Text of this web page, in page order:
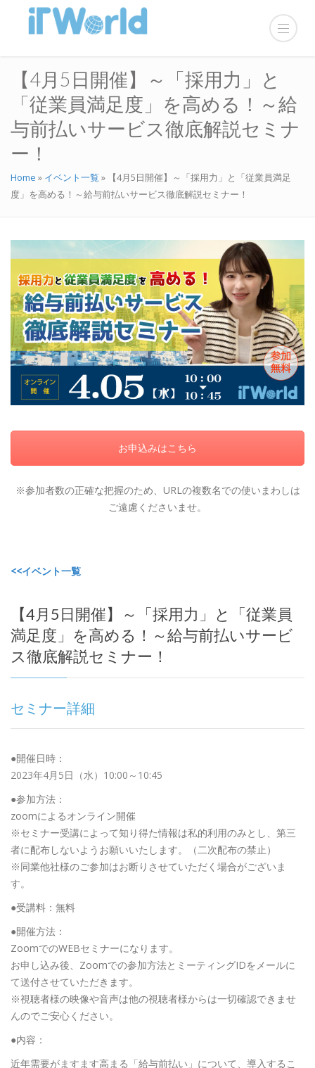
【4月5日開催】～「採用力」と
「従業員満足度」を高める！～給
与前払いサービス徹底解説セミナ
ー！
Home » イベント一覧 »
【4月5日開催】～「採用力」と「従業員満足
度」を高める！～給与前払いサービス徹底解説セミナー！
お申込みはこちら
※参加者数の正確な把握のため、URLの複数名での使いまわしは
ご遠慮くださいませ。
<<イベント一覧
【4月5日開催】～「採用力」と「従業員
満足度」を高める！～給与前払いサービ
ス徹底解説セミナー！
セミナー詳細
●開催日時：
2023年4月5日（水）10:00～10:45
●参加方法：
zoomによるオンライン開催
※セミナー受講によって知り得た情報は私的利用のみとし、第三
者に配布しないようお願いいたします。（二次配布の禁止）
※同業他社様のご参加はお断りさせていただく場合がございま
す。
●受講料：無料
●開催方法：
ZoomでのWEBセミナーになります。
お申し込み後、Zoomでの参加方法とミーティングIDをメールに
て送付させていただきます。
※視聴者様の映像や音声は他の視聴者様からは一切確認できませ
んのでご安心ください。
●内容：
近年需要がますます高まる「給与前払い」について、導入するこ